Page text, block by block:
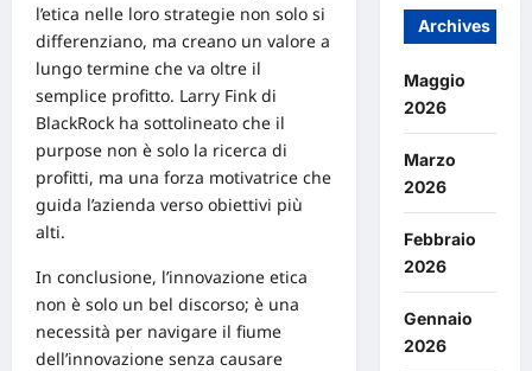
l’etica nelle loro strategie non solo si
differenziano, ma creano un valore a
lungo termine che va oltre il
semplice profitto. Larry Fink di
BlackRock ha sottolineato che il
purpose non è solo la ricerca di
profitti, ma una forza motivatrice che
guida l’azienda verso obiettivi più
alti.
In conclusione, l’innovazione etica
non è solo un bel discorso; è una
necessità per navigare il fiume
dell’innovazione senza causare
Archives
Maggio
2026
Marzo
2026
Febbraio
2026
Gennaio
2026